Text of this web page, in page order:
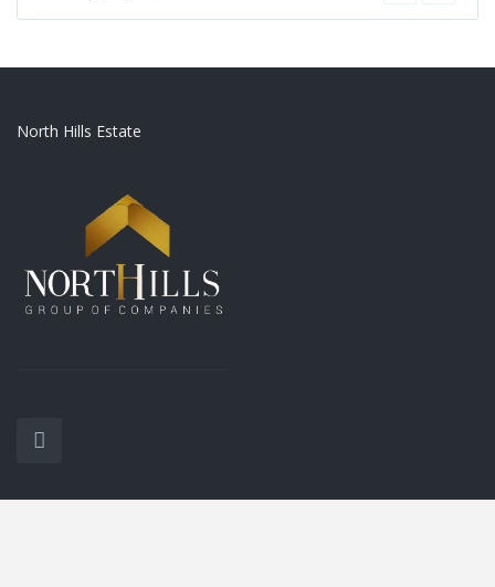
North Hills Estate